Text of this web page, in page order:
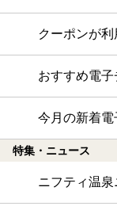
クーポンが
おすすめ電
今月の新着
特集・ニュース
ニフティ温泉